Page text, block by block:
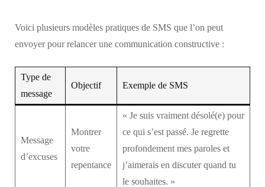
Voici plusieurs modèles pratiques de SMS que l’on peut
envoyer pour relancer une communication constructive :
Type de
message
Objectif Exemple de SMS
Message
d’excuses
Montrer
votre
repentance
« Je suis vraiment désolé(e) pour
ce qui s’est passé. Je regrette
profondement mes paroles et
j’aimerais en discuter quand tu
le souhaites. »